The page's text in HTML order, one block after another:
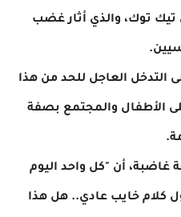
تيك توك، والذي أثار غضب
التدخل العاجل للحد من هذا
الأطفال والمجتمع بصفة
غاضبة، أن "كل واحد اليوم
كلام خايب عادي.. هل هذا